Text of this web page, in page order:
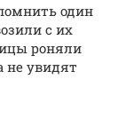
один
с их
роняли
не увидят